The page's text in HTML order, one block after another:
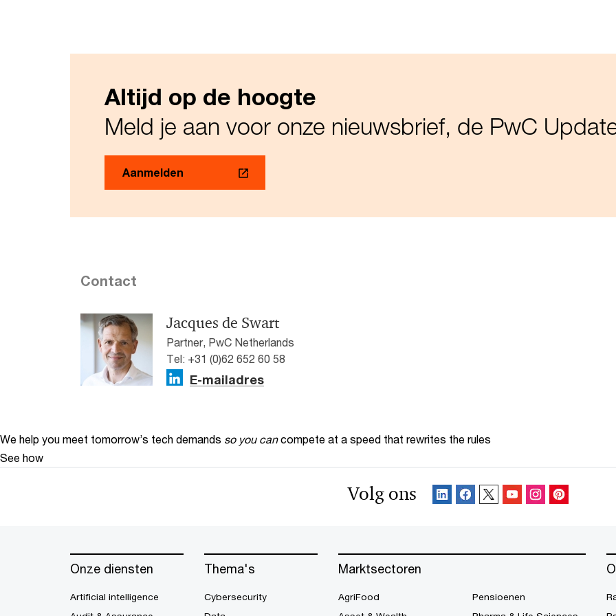
Altijd op de hoogte
Meld je aan voor onze nieuwsbrief, de PwC
Aanmelden
Contact
Jacques de Swart
Partner, PwC Netherlands
Tel: +31 (0)62 652 60 58
E-mailadres
We help you meet tomorrow’s tech demands so you can compete at a speed that rewrites the rules
See how
Volg ons
Onze diensten
Artificial intelligence
Thema's
Cybersecurity
Marktsectoren
AgriFood
Pensioenen